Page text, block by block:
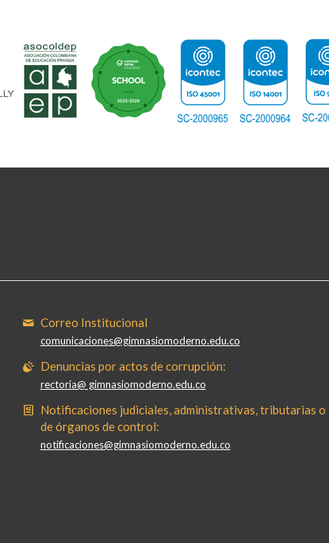
Correo Institucional
comunicaciones@gimnasiomoderno.edu.co
Denuncias por actos de corrupción:
rectoria@ gimnasiomoderno.edu.co
Notificaciones judiciales, administrativas, tributarias o
de órganos de control:
notificaciones@gimnasiomoderno.edu.co